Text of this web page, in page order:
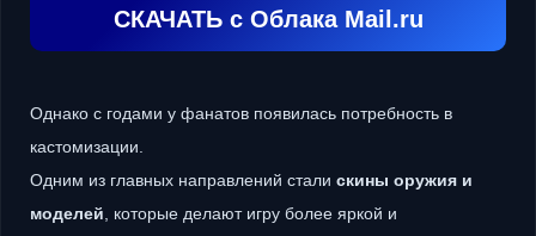
СКАЧАТЬ с Облака Mail.ru
Однако с годами у фанатов появилась потребность в
кастомизации.
Одним из главных направлений стали скины оружия и
моделей , которые делают игру более яркой и